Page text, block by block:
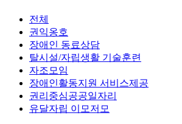
전체
권익옹호
장애인 동료상담
탈시설/자립생활 기술훈련
자조모임
장애인활동지원 서비스제공
권리중심공공일자리
유달자립 이모저모